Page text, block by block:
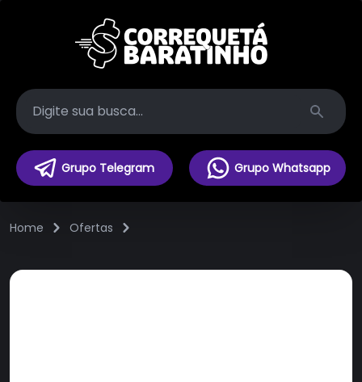
Search
Grupo Telegram Grupo Whatsapp
Home Ofertas